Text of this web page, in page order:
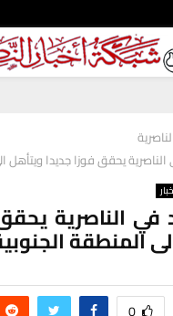
يحقق فوزا جديدا ويتأهل
في الناصرية
المنطقة